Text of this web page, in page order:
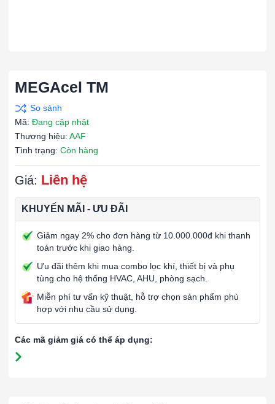
MEGAcel TM
Mã: Đang cập nhật
Thương hiệu: AAF
Tình trạng: Còn hàng
Giá: Liên hệ
KHUYẾN MÃI - ƯU ĐÃI
Giảm ngay 2% cho đơn hàng từ 10.000.000đ khi thanh
toán trước khi giao hàng.
Ưu đãi thêm khi mua combo lọc khí, thiết bị và phụ
tùng cho hệ thống HVAC, AHU, phòng sạch.
Miễn phí tư vấn kỹ thuật, hỗ trợ chọn sản phẩm phù
hợp với nhu cầu sử dụng.
Các mã giảm giá có thể áp dụng: